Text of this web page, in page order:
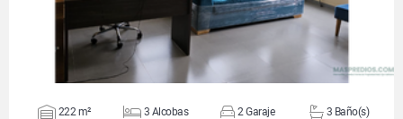
222 m² 3 Alcobas 2 Garaje 3 Baño(s)